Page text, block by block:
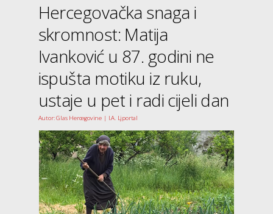
Hercegovačka snaga i
skromnost: Matija
Ivanković u 87. godini ne
ispušta motiku iz ruku,
ustaje u pet i radi cijeli dan
Autor: Glas Hercegovine | I.A. Ljportal